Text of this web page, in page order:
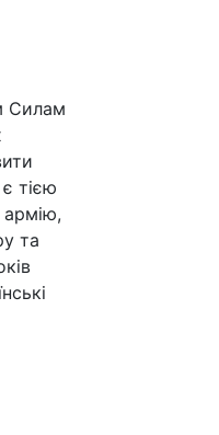
Силам
тією
армію,
та